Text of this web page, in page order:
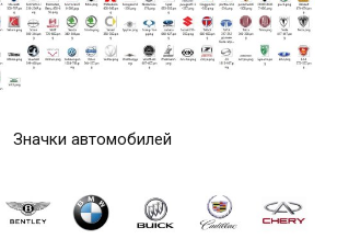
Значки автомобилей